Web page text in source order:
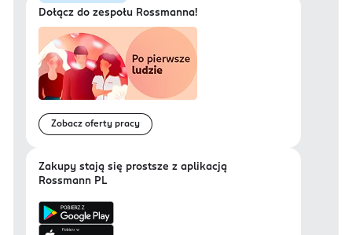
Dołącz do zespołu Rossmanna!
Zobacz oferty pracy
Zakupy stają się prostsze z aplikacją
Rossmann PL